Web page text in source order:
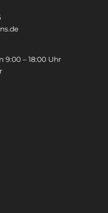
– 18:00 Uhr